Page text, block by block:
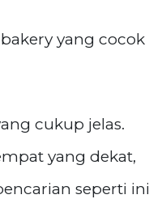
yang cocok
cukup jelas.
yang dekat,
seperti ini